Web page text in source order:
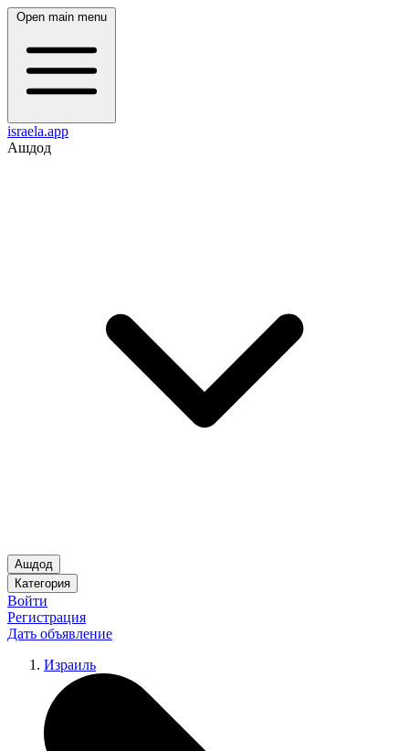
Open main menu
israela.app
Ашдод
Ашдод
Категория
Войти
Регистрация
Дать объявление
Израиль